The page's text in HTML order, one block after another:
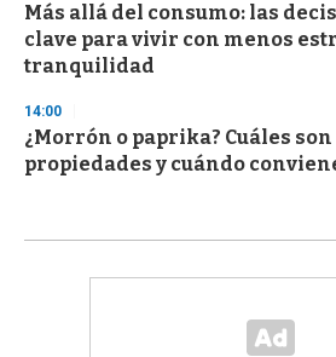
Más allá del consumo: las
clave para vivir con menos
tranquilidad
14:00
¿Morrón o paprika? Cuáles
propiedades y cuándo